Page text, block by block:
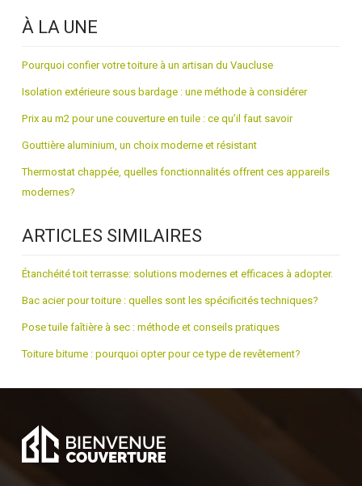
À LA UNE
Pourquoi confier votre toiture à un artisan du Vaucluse
Isolation extérieure sous bardage : une méthode à considérer
Prix au m2 pour une couverture en tuile : ce qu’il faut savoir
Gouttière aluminium, un choix moderne et résistant
Thermostat chappée, quelles fonctionnalités offrent ces appareils
modernes?
ARTICLES SIMILAIRES
Étanchéité toit terrasse: solutions modernes et efficaces à adopter.
Bac acier pour toiture : quelles sont les spécificités techniques?
Pose tuile faîtière à sec : méthode et conseils pratiques
Toiture bitume : pourquoi opter pour ce type de revêtement?